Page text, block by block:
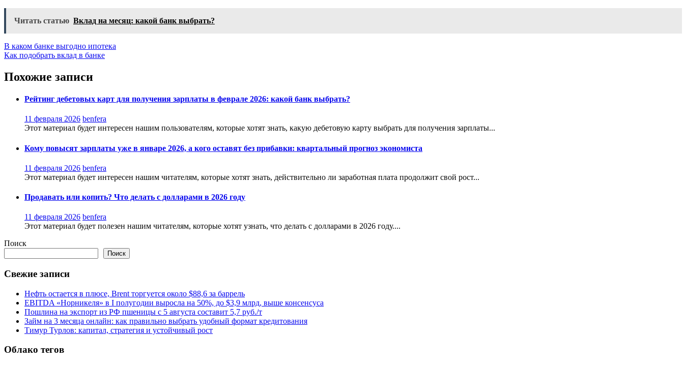
Читать статью Вклад на месяц: какой банк выбрать?
Навигация
по
записям
В каком банке выгодно ипотека
Как подобрать вклад в банке
Похожие записи
Рейтинг дебетовых карт для получения зарплаты в феврале 2026: какой банк выбрать?
11 февраля 2026 benfera
Этот материал будет интересен нашим пользователям, которые хотят знать, какую дебетовую карту выбрать для получения зарплаты...
Кому повысят зарплаты уже в январе 2026, а кого оставят без прибавки: квартальный прогноз экономиста
11 февраля 2026 benfera
Этот материал будет интересен нашим читателям, которые хотят знать, действительно ли заработная плата продолжит свой рост...
Продавать или копить? Что делать с долларами в 2026 году
11 февраля 2026 benfera
Этот материал будет полезен нашим читателям, которые хотят узнать, что делать с долларами в 2026 году....
Поиск
Поиск
Свежие записи
Нефть остается в плюсе, Brent торгуется около $88,6 за баррель
EBITDA «Норникеля» в I полугодии выросла на 50%, до $3,9 млрд, выше консенсуса
Пошлина на экспорт из РФ пшеницы с 5 августа составит 5,7 руб./т
Займ на 3 месяца онлайн: как правильно выбрать удобный формат кредитования
Тимур Турлов: капитал, стратегия и устойчивый рост
Облако тегов